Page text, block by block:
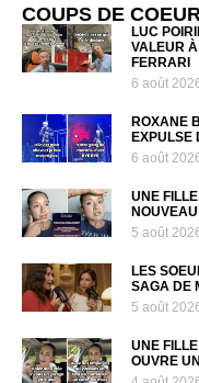
COUPS DE
LUC
VALEUR À
FERRARI
6 août
ROXANE
EXPULSE
6 août
UNE
5 août
LES
SAGA DE
5 août
UNE
OUVRE